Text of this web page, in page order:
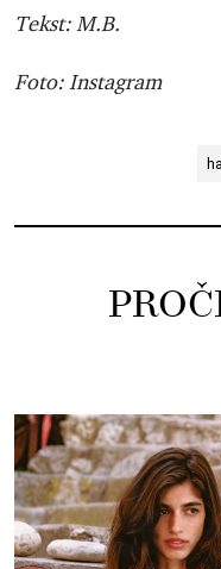
Tekst: M.B.
Foto: Instagram